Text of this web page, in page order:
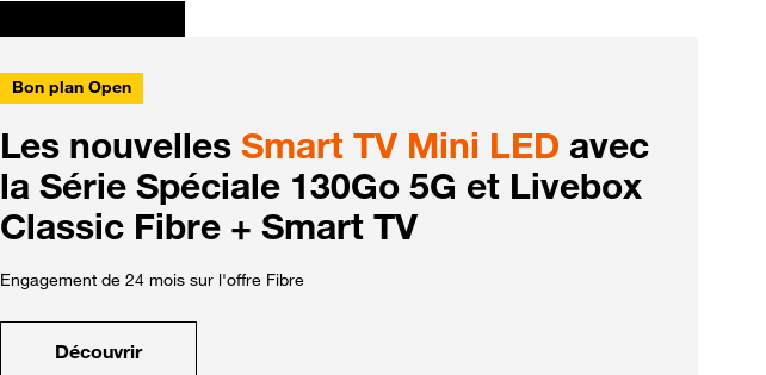
Bon plan Open
Les nouvelles Smart TV Mini LED avec
la Série Spéciale 130Go 5G et Livebox
Classic Fibre + Smart TV
Engagement de 24 mois sur l'offre Fibre
Découvrir